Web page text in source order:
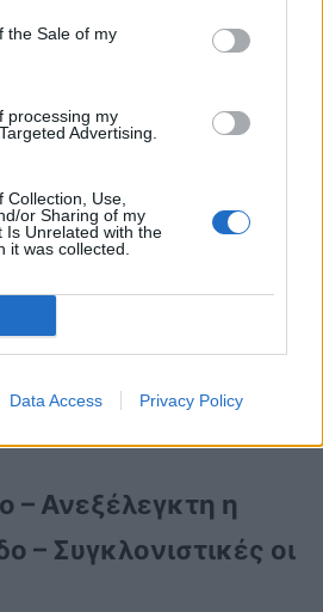
the Sale of my
processing my
Advertising.
Use,
or Sharing of my
Is Unrelated with the
it was collected.
Data Access Privacy Policy
Κιοτάρι της Ρόδου
ψάχνουν διέξοδο
με τις βαλίτσες
πλάτη τους. Όσοι
προσπαθούν να
να μεταφέρουν όσους
η ΕΡΤ.
– Ανεξέλεγκτη η
– Συγκλονιστικές οι